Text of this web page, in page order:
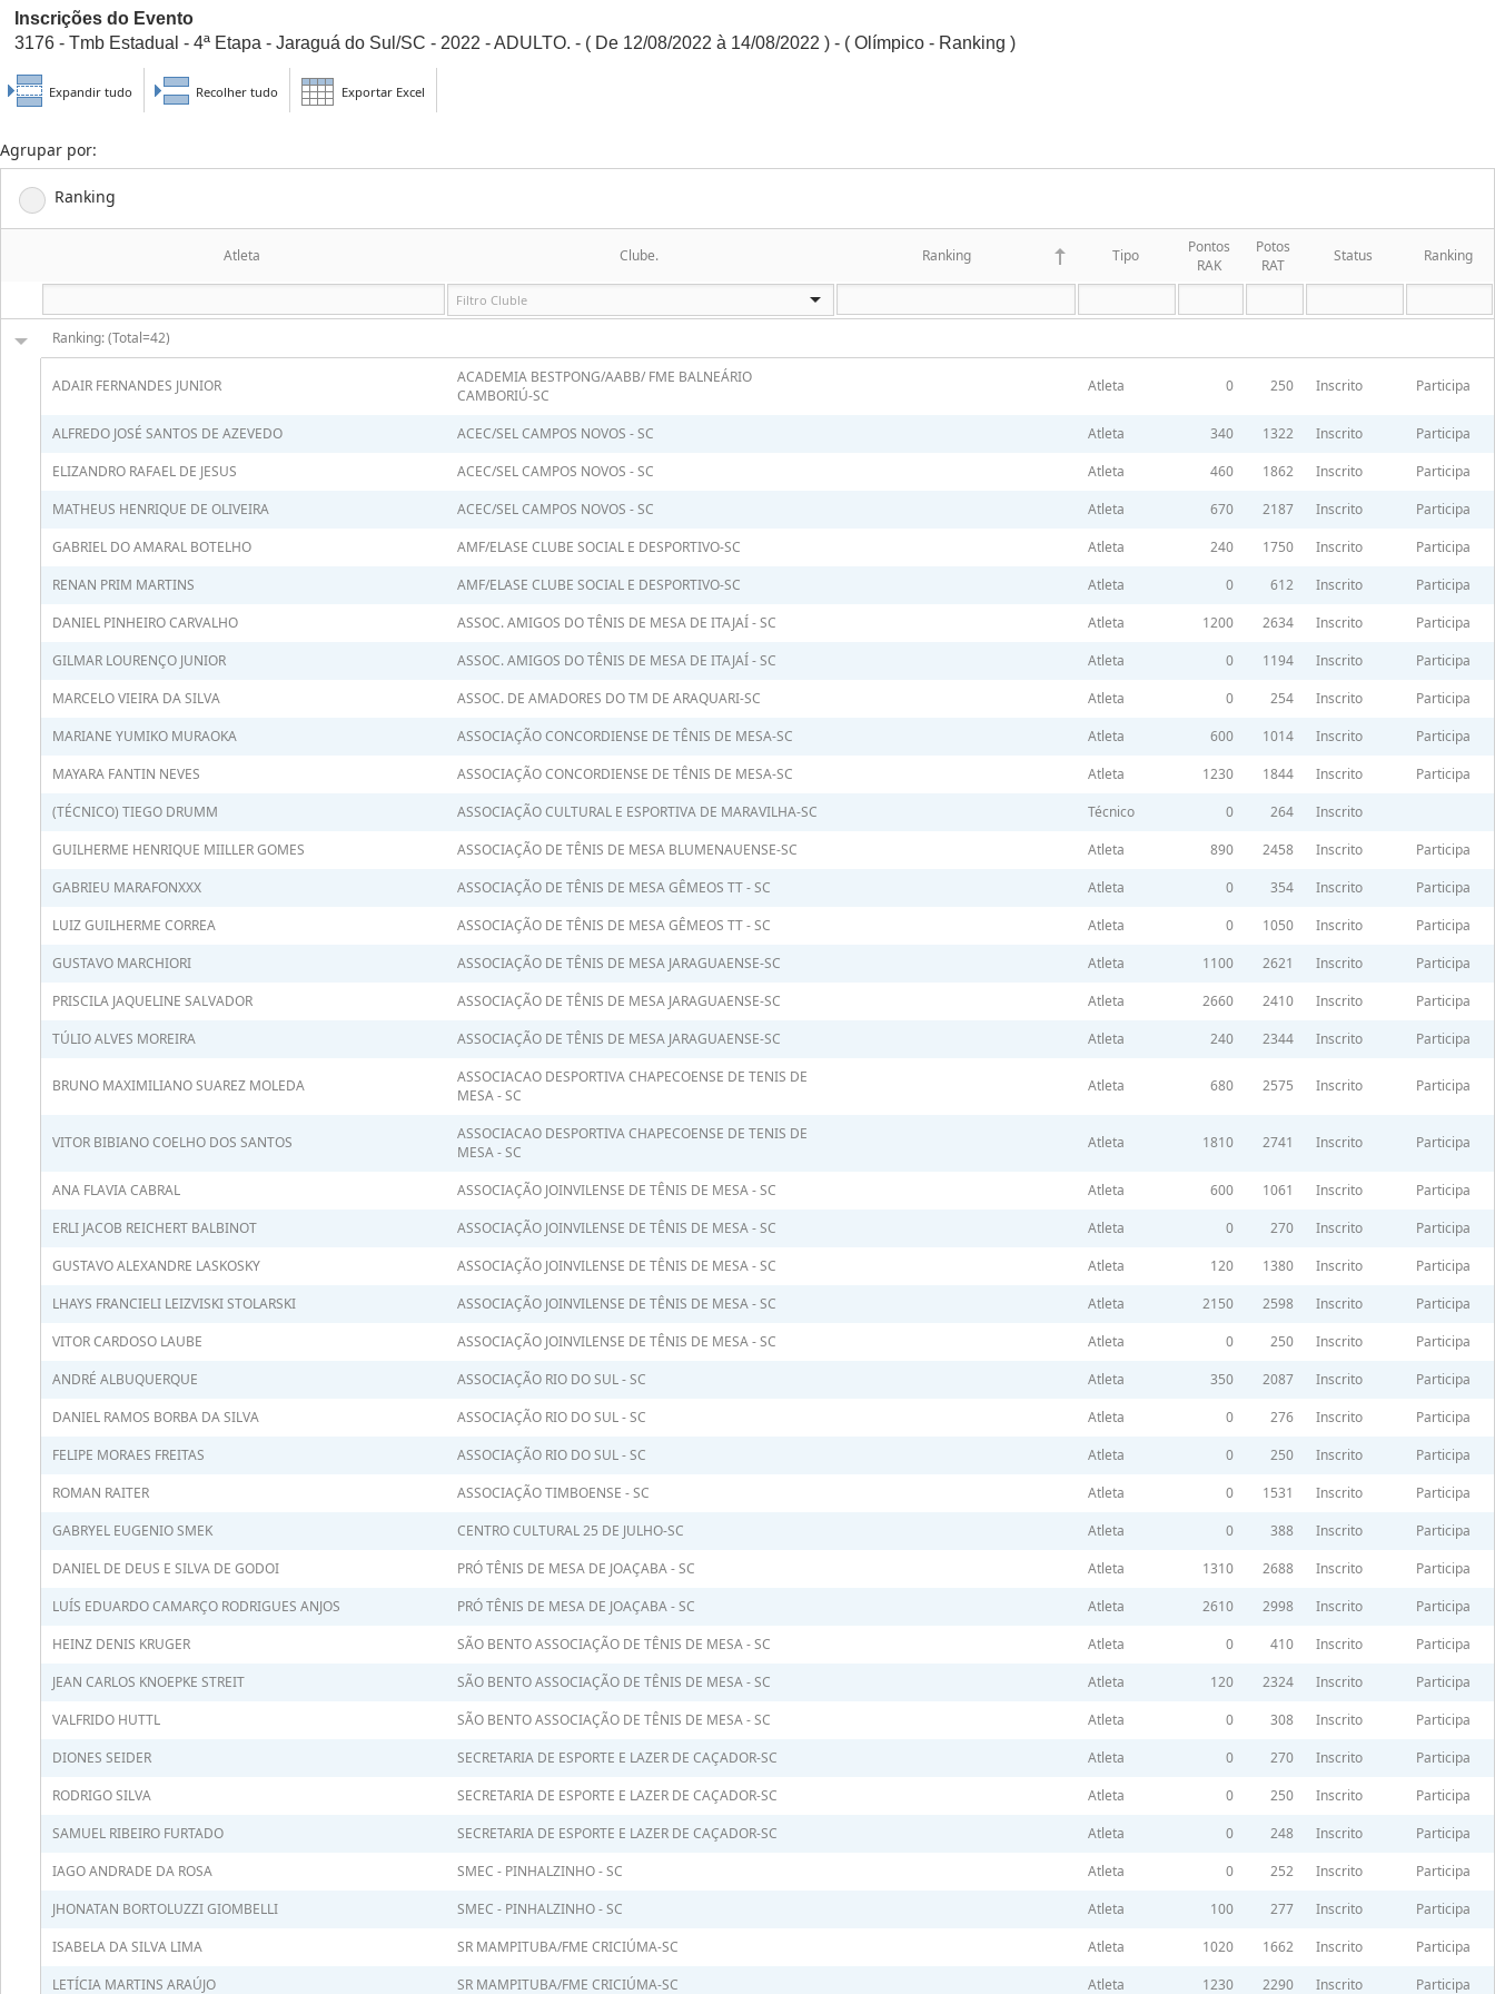
Inscrições do Evento
3176 - Tmb Estadual - 4ª Etapa - Jaraguá do Sul/SC - 2022 - ADULTO. - ( De 12/08/2022 à 14/08/2022 ) - ( Olímpico - Ranking )
Expandir tudo Recolher tudo Exportar Excel
Agrupar por:
Ranking
Atleta Clube. Ranking Tipo
Pontos
RAK
Potos
RAT
Status Ranking
Ranking: (Total=42)
ADAIR FERNANDES JUNIOR
ACADEMIA BESTPONG/AABB/ FME BALNEÁRIO
CAMBORIÚ-SC
Atleta 0 250 Inscrito Participa
ALFREDO JOSÉ SANTOS DE AZEVEDO ACEC/SEL CAMPOS NOVOS - SC Atleta 340 1322 Inscrito
Participa
ELIZANDRO RAFAEL DE JESUS
ACEC/SEL CAMPOS NOVOS - SC Atleta 460 1862 Inscrito
Participa
MATHEUS HENRIQUE DE OLIVEIRA
ACEC/SEL CAMPOS NOVOS - SC Atleta 670 2187 Inscrito
Participa
GABRIEL DO AMARAL BOTELHO
AMF/ELASE CLUBE SOCIAL E DESPORTIVO-SC Atleta 240 1750 Inscrito
Participa
RENAN PRIM MARTINS
AMF/ELASE CLUBE SOCIAL E DESPORTIVO-SC Atleta 0 612 Inscrito
Participa
DANIEL PINHEIRO CARVALHO
ASSOC. AMIGOS DO TÊNIS DE MESA DE ITAJAÍ - SC Atleta 1200 2634 Inscrito
Participa
GILMAR LOURENÇO JUNIOR
ASSOC. AMIGOS DO TÊNIS DE MESA DE ITAJAÍ - SC Atleta 0 1194 Inscrito
Participa
MARCELO VIEIRA DA SILVA
ASSOC. DE AMADORES DO TM DE ARAQUARI-SC Atleta 0 254 Inscrito
Participa
MARIANE YUMIKO MURAOKA
ASSOCIAÇÃO CONCORDIENSE DE TÊNIS DE MESA-SC Atleta 600 1014 Inscrito
Participa
MAYARA FANTIN NEVES
ASSOCIAÇÃO CONCORDIENSE DE TÊNIS DE MESA-SC Atleta 1230 1844 Inscrito
Participa
(TÉCNICO) TIEGO DRUMM
ASSOCIAÇÃO CULTURAL E ESPORTIVA DE MARAVILHA-SC Técnico 0 264
Inscrito
GUILHERME HENRIQUE MIILLER GOMES
ASSOCIAÇÃO DE TÊNIS DE MESA BLUMENAUENSE-SC Atleta 890 2458 Inscrito
Participa
GABRIEU MARAFONXXX
ASSOCIAÇÃO DE TÊNIS DE MESA GÊMEOS TT - SC Atleta 0 354 Inscrito
Participa
LUIZ GUILHERME CORREA
ASSOCIAÇÃO DE TÊNIS DE MESA GÊMEOS TT - SC Atleta 0 1050 Inscrito
Participa
GUSTAVO MARCHIORI
ASSOCIAÇÃO DE TÊNIS DE MESA JARAGUAENSE-SC Atleta 1100 2621 Inscrito
Participa
PRISCILA JAQUELINE SALVADOR
ASSOCIAÇÃO DE TÊNIS DE MESA JARAGUAENSE-SC Atleta 2660 2410 Inscrito
Participa
TÚLIO ALVES MOREIRA
ASSOCIAÇÃO DE TÊNIS DE MESA JARAGUAENSE-SC Atleta 240 2344 Inscrito Participa
BRUNO MAXIMILIANO SUAREZ MOLEDA
ASSOCIACAO DESPORTIVA CHAPECOENSE DE TENIS DE
MESA - SC
Atleta 680 2575 Inscrito Participa
VITOR BIBIANO COELHO DOS SANTOS
ASSOCIACAO DESPORTIVA CHAPECOENSE DE TENIS DE
MESA - SC
Atleta 1810 2741 Inscrito Participa
ANA FLAVIA CABRAL ASSOCIAÇÃO JOINVILENSE DE TÊNIS DE MESA - SC Atleta 600 1061 Inscrito
Participa
ERLI JACOB REICHERT BALBINOT
ASSOCIAÇÃO JOINVILENSE DE TÊNIS DE MESA - SC Atleta 0 270 Inscrito
Participa
GUSTAVO ALEXANDRE LASKOSKY
ASSOCIAÇÃO JOINVILENSE DE TÊNIS DE MESA - SC Atleta 120 1380 Inscrito
Participa
LHAYS FRANCIELI LEIZVISKI STOLARSKI
ASSOCIAÇÃO JOINVILENSE DE TÊNIS DE MESA - SC Atleta 2150 2598 Inscrito
Participa
VITOR CARDOSO LAUBE
ASSOCIAÇÃO JOINVILENSE DE TÊNIS DE MESA - SC Atleta 0 250 Inscrito
Participa
ANDRÉ ALBUQUERQUE
ASSOCIAÇÃO RIO DO SUL - SC Atleta 350 2087 Inscrito
Participa
DANIEL RAMOS BORBA DA SILVA
ASSOCIAÇÃO RIO DO SUL - SC Atleta 0 276 Inscrito
Participa
FELIPE MORAES FREITAS
ASSOCIAÇÃO RIO DO SUL - SC Atleta 0 250 Inscrito
Participa
ROMAN RAITER
ASSOCIAÇÃO TIMBOENSE - SC Atleta 0 1531 Inscrito
Participa
GABRYEL EUGENIO SMEK
CENTRO CULTURAL 25 DE JULHO-SC Atleta 0 388 Inscrito
Participa
DANIEL DE DEUS E SILVA DE GODOI
PRÓ TÊNIS DE MESA DE JOAÇABA - SC Atleta 1310 2688 Inscrito
Participa
LUÍS EDUARDO CAMARÇO RODRIGUES ANJOS
PRÓ TÊNIS DE MESA DE JOAÇABA - SC Atleta 2610 2998 Inscrito
Participa
HEINZ DENIS KRUGER
SÃO BENTO ASSOCIAÇÃO DE TÊNIS DE MESA - SC Atleta 0 410 Inscrito
Participa
JEAN CARLOS KNOEPKE STREIT
SÃO BENTO ASSOCIAÇÃO DE TÊNIS DE MESA - SC Atleta 120 2324 Inscrito
Participa
VALFRIDO HUTTL
SÃO BENTO ASSOCIAÇÃO DE TÊNIS DE MESA - SC Atleta 0 308 Inscrito
Participa
DIONES SEIDER
SECRETARIA DE ESPORTE E LAZER DE CAÇADOR-SC Atleta 0 270 Inscrito
Participa
RODRIGO SILVA
SECRETARIA DE ESPORTE E LAZER DE CAÇADOR-SC Atleta 0 250 Inscrito
Participa
SAMUEL RIBEIRO FURTADO
SECRETARIA DE ESPORTE E LAZER DE CAÇADOR-SC Atleta 0 248 Inscrito
Participa
IAGO ANDRADE DA ROSA
SMEC - PINHALZINHO - SC Atleta 0 252 Inscrito
Participa
JHONATAN BORTOLUZZI GIOMBELLI
SMEC - PINHALZINHO - SC Atleta 100 277 Inscrito
Participa
ISABELA DA SILVA LIMA
SR MAMPITUBA/FME CRICIÚMA-SC Atleta 1020 1662 Inscrito
Participa
LETÍCIA MARTINS ARAÚJO
SR MAMPITUBA/FME CRICIÚMA-SC Atleta 1230 2290 Inscrito Participa